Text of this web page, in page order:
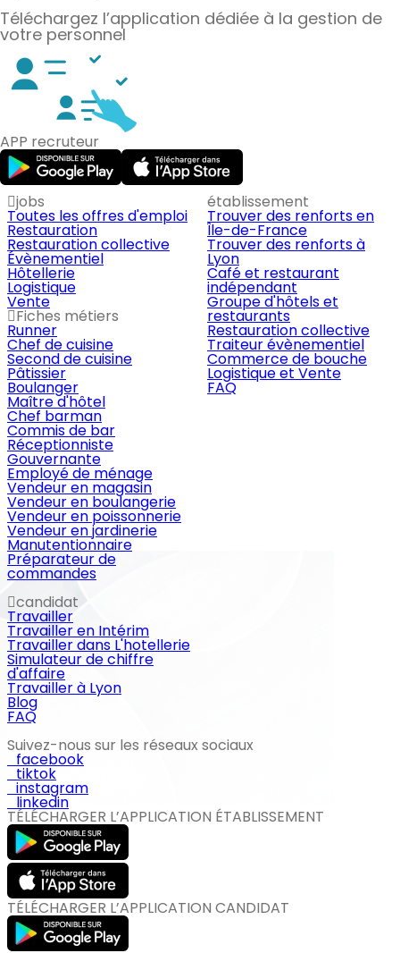
Téléchargez l’application dédiée à la gestion de
votre personnel
APP recruteur
jobs
Toutes les offres d'emploi
Restauration
Restauration collective
Évènementiel
Hôtellerie
Logistique
Vente
Fiches métiers
Runner
Chef de cuisine
Second de cuisine
Pâtissier
Boulanger
Maître d'hôtel
Chef barman
Commis de bar
Réceptionniste
Gouvernante
Employé de ménage
Vendeur en magasin
Vendeur en boulangerie
Vendeur en poissonnerie
Vendeur en jardinerie
Manutentionnaire
Préparateur de
commandes
établissement
Trouver des renforts en
Île-de-France
Trouver des renforts à
Lyon
Café et restaurant
indépendant
Groupe d'hôtels et
restaurants
Restauration collective
Traiteur évènementiel
Commerce de bouche
Logistique et Vente
FAQ
candidat
Travailler
Travailler en Intérim
Travailler dans L'hotellerie
Simulateur de chiffre
d'affaire
Travailler à Lyon
Blog
FAQ
Suivez-nous sur les réseaux sociaux
facebook
tiktok
instagram
linkedin
TÉLÉCHARGER L’APPLICATION ÉTABLISSEMENT
TÉLÉCHARGER L’APPLICATION CANDIDAT